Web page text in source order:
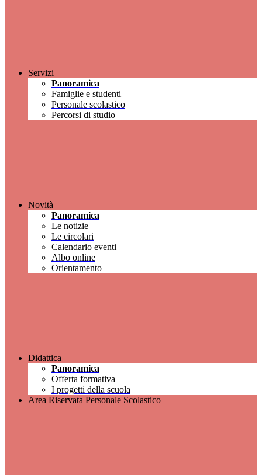
Servizi
Panoramica
Famiglie e studenti
Personale scolastico
Percorsi di studio
Novità
Panoramica
Le notizie
Le circolari
Calendario eventi
Albo online
Orientamento
Didattica
Panoramica
Offerta formativa
I progetti della scuola
Area Riservata Personale Scolastico